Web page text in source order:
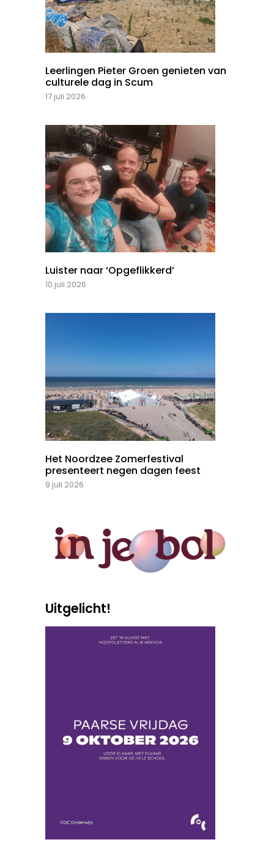
Leerlingen Pieter Groen genieten van
culturele dag in Scum
17 juli 2026
Luister naar ‘Opgeflikkerd’
10 juli 2026
Het Noordzee Zomerfestival
presenteert negen dagen feest
9 juli 2026
Uitgelicht!